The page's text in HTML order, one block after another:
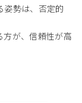
姿勢は、否定的
方が、信頼性が高